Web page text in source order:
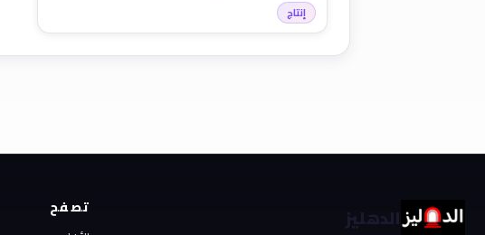
إنتاج
الدهليز
تصفح